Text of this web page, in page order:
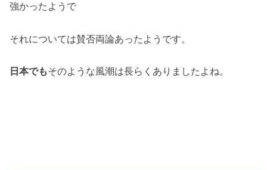
強かったようで
それについては賛否両論あったようです。
日本でもそのような風潮は長らくありましたよね。